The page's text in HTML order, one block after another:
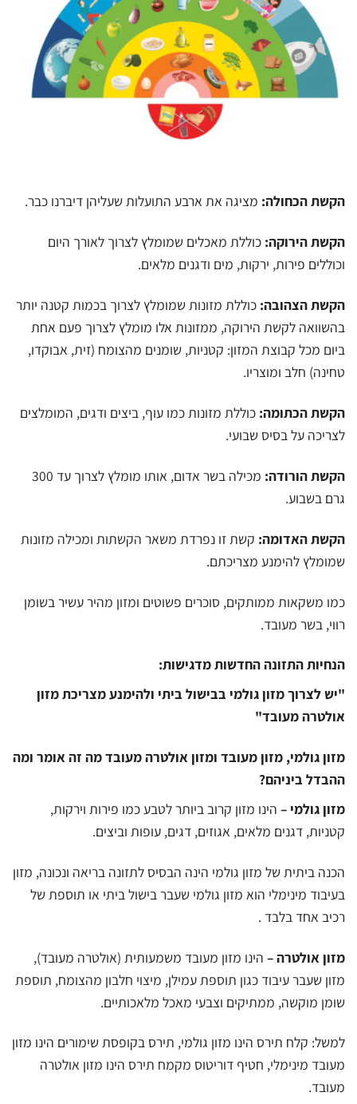
הקשת הכחולה: מציגה את ארבע התועלות שעליהן דיברנו כבר.
הקשת הירוקה: כוללת מאכלים שמומלץ לצרוך לאורך היום
וכוללים פירות, ירקות, מים ודגנים מלאים.
הקשת הצהובה: כוללת מזונות שמומלץ לצרוך בכמות קטנה יותר
בהשוואה לקשת הירוקה, ממזונות אלו מומלץ לצרוך פעם אחת
ביום מכל קבוצת המזון: קטניות, שומנים מהצומח (זית, אבוקדו,
טחינה) חלב ומוצריו.
הקשת הכתומה: כוללת מזונות כמו עוף, ביצים ודגים, המומלצים
לצריכה על בסיס שבועי.
הקשת הורודה:
מכילה בשר אדום, אותו מומלץ לצרוך עד 300
גרם בשבוע.
הקשת האדומה: קשת זו נפרדת משאר הקשתות ומכילה מזונות
שמומלץ להימנע מצריכתם.
כמו משקאות ממותקים, סוכרים פשוטים ומזון מהיר עשיר בשומן
רווי, בשר מעובד.
הנחיות התזונה החדשות מדגישות:
"יש לצרוך מזון גולמי בבישול ביתי ולהימנע מצריכת מזון
אולטרה מעובד"
מזון גולמי, מזון מעובד ומזון אולטרה מעובד מה זה אומר ומה
ההבדל ביניהם?
מזון גולמי – הינו מזון קרוב ביותר לטבע כמו פירות וירקות,
קטניות, דגנים מלאים, אגוזים, דגים, עופות וביצים.
הכנה ביתית של מזון גולמי הינה הבסיס לתזונה בריאה ונכונה, מזון
בעיבוד מינימלי הוא מזון גולמי שעבר בישול ביתי או תוספת של
רכיב אחד בלבד .
מזון אולטרה – הינו מזון מעובד משמעותית (אולטרה מעובד),
מזון שעבר עיבוד כגון תוספת עמילן, מיצוי חלבון מהצומח, תוספת
שומן מוקשה, ממתיקים וצבעי מאכל מלאכותיים.
למשל: קלח תירס הינו מזון גולמי, תירס בקופסת שימורים הינו מזון
מעובד מינימלי, חטיף דוריטוס מקמח תירס הינו מזון אולטרה
מעובד.